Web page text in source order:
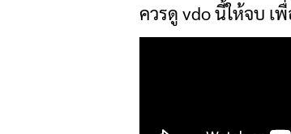
ควรดู vdo นี้ให้จบ เ